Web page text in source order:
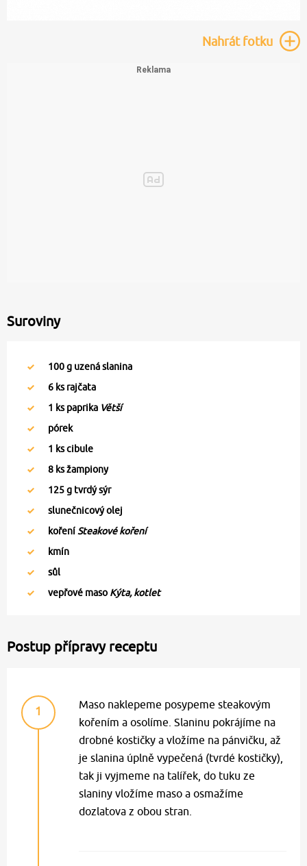
Nahrátfotku
Suroviny
100g uzená slanina
6 ks rajčata
1 ks paprika Větší
pórek
1 ks cibule
8 ks žampiony
125g tvrdý sýr
slunečnicový olej
koření Steakové koření
kmín
sůl
vepřové maso Kýta, kotlet
Postup přípravy receptu
1
Maso naklepeme posypeme steakovým
kořením a osolíme. Slaninu pokrájíme na
drobné kostičky a vložíme na pánvičku, až
je slanina úplně vypečená (tvrdé kostičky),
tak ji vyjmeme na talířek, do tuku ze
slaniny vložíme maso a osmažíme
dozlatova z obou stran.